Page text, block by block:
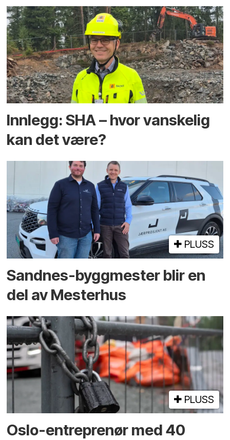
Innlegg: SHA – hvor vanskelig
kan det være?
PLUSS
Sandnes-byggmester blir en
del av Mesterhus
PLUSS
Oslo-entreprenør med 40